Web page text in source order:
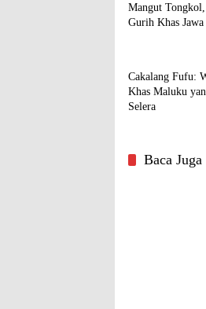
Mangut Tongkol,
Gurih Khas Jawa
Cakalang Fufu:
Khas Maluku
Selera
Baca Juga